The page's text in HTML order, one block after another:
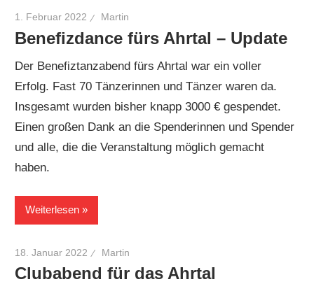
1. Februar 2022 Martin
Benefizdance fürs Ahrtal – Update
Der Benefiztanzabend fürs Ahrtal war ein voller
Erfolg. Fast 70 Tänzerinnen und Tänzer waren da.
Insgesamt wurden bisher knapp 3000 € gespendet.
Einen großen Dank an die Spenderinnen und Spender
und alle, die die Veranstaltung möglich gemacht
haben.
Weiterlesen
18. Januar 2022 Martin
Clubabend für das Ahrtal